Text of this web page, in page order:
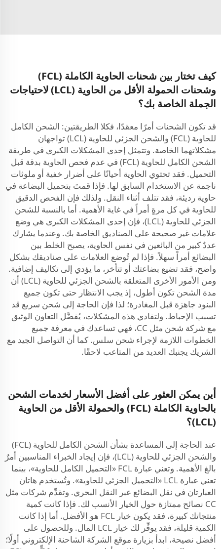
كيف تختار بين شحنات الحاوية الكاملة (FCL)
وشحنات الحمولة الأقل من الحاوية (LCL) لاحتياجات
الجملة الخاصة بك؟
قد تكون الشحنات أمرًا معقدًا، فكلا الطريقتين: الشحن الكامل
للحاوية (FCL) والشحن الجزئي للحاوية (LCL) تواجهان
مشكلاتهما الخاصة. وتتمثل إحدى المشكلات الكبرى في طريقة
الشحن الكامل للحاوية (FCL) في عدم فحص الحاوية بدقة قبل
التحميل. فقد تحتوي الحاوية أحيانًا على أضرار خفية أو ملوثات
ناجمة عن الاستخدام السابق لها. فإذا قمتَ بتحميل البضاعة في
حاوية رديئة، فقد تتلف أثناء النقل. ولذلك فإن الفحص الدقيق
للحاوية في كل مرةٍ أمراً في غاية الأهمية. أما بالنسبة للشحن
الجزئي للحاوية (LCL)، فإن إحدى المشكلات الكبرى هي وضع
علامات غير صحيحة على الصناديق الخاصة بك. وعندما يشارك
عددٌ كبير من البائعين في نفس الحاوية، يصبح الخلط بين
البضائع أمراً سهلاً. فإذا لم تُوضع العلامات على صناديقك بشكل
واضح، فقد تضيع بضاعتك أو تتأخر، ما يؤدي إلى تكاليف إضافية.
ومن الأمور الأخرى المتعلقة بالشحن الجزئي للحاوية (LCL) أن
مدة الشحن تكون أطول، إذ يجب الانتظار حتى تكون جميع
البنود جاهزة قبل المغادرة؛ لذا فإن الحاجة إلى شحن سريع قد
تسبب الإحباط. ولتفادي هذه المشكلات، يُفضَّل التعاون الوثيق
مع شركة شحن مثل CC، فهي تساعدك في معرفة جميع
الخطوات اللازمة لإجراء شحن سلس. كما أن التواصل الجيد مع
الشريك يجنبك العديد من المتاعب لاحقًا.
أين يمكن العثور على أفضل الأسعار لخدمات الشحن
بالحاوية الكاملة (FCL) والحمولة الأقل من الحاوية
(LCL)؟
عند الحاجة إلى المساعدة بشأن الشحن الكامل للحاوية (FCL)
والشحن الجزئي للحاوية (LCL)، فإن إيجاد الخبراء المناسبين أمرٌ
بالغ الأهمية. وتعني عبارة FCL «التحميل الكامل للحاوية»، بينما
تعني عبارة LCL «التحميل الجزئي للحاوية». وتُستخدم هاتان
العبارتان في نقل البضائع عبر النقل البحري. وتقدِّم شركات مثل
CC نصائح ممتازة حول الخيار الأنسب لك. فإذا كانت كمية
منتجاتك كبيرة، فقد يكون خيار FCL هو الأفضل. أما إذا كانت
الكمية قليلة، فقد يوفِّر لك خيار LCL المال. وللحصول على
أفضل نصيحة، ابدأ بزيارة موقع الشركة الشاحنة الإلكتروني أولًا؛